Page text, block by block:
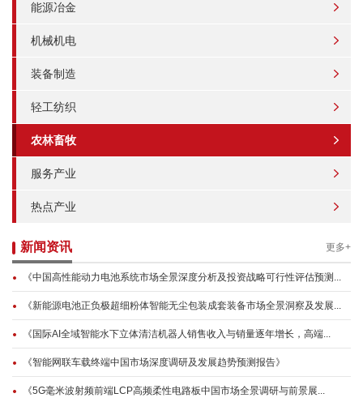
能源冶金
机械机电
装备制造
轻工纺织
农林畜牧
服务产业
热点产业
新闻资讯 更多+
《中国高性能动力电池系统市场全景深度分析及投资战略可行性评估预测...
《新能源电池正负极超细粉体智能无尘包装成套装备市场全景洞察及发展...
《国际AI全域智能水下立体清洁机器人销售收入与销量逐年增长，高端...
《智能网联车载终端中国市场深度调研及发展趋势预测报告》
《5G毫米波射频前端LCP高频柔性电路板中国市场全景调研与前景展...